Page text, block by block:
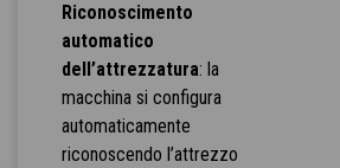
Riconoscimento
automatico
dell’attrezzatura: la
macchina si configura
automaticamente
riconoscendo l’attrezzo